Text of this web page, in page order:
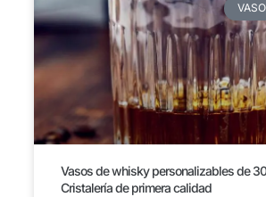
Vasos de whisky personalizables de
Cristalería de primera calidad